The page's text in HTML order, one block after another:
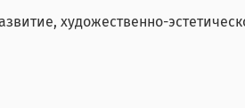
художественно-